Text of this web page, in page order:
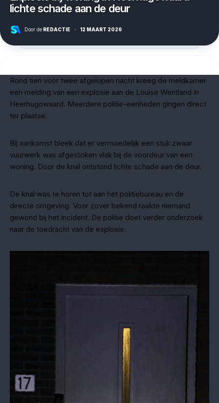
lichte schade aan de deur
Door de REDACTIE · 12 MAART 2026
Rond tien voor twee afgelopen nacht kreeg de meldkamer
een melding van een explosie aan de Louise Wentland in
Heerhugowaard. Meerdere politie-eenheden gingen direct
ter plaatse.
Bij aankomst bleek dat er vermoedelijk een stuk zwaar
vuurwerk was afgestoken vlak bij de voordeur van een
woning. Door de knal ontstond lichte schade aan de deur.
De knal was te horen tot aan het politiebureau en de
directe omgeving. Voor zover bekend raakte niemand
gewond bij het incident. De politie doet verder onderzoek
naar de toedracht van de explosie.